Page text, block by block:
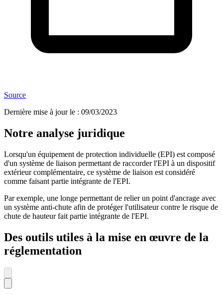
Source
Dernière mise à jour le : 09/03/2023
Notre analyse juridique
Lorsqu'un équipement de protection individuelle (EPI) est composé
d'un système de liaison permettant de raccorder l'EPI à un dispositif
extérieur complémentaire, ce système de liaison est considéré
comme faisant partie intégrante de l'EPI.
Par exemple, une longe permettant de relier un point d'ancrage avec
un système anti-chute afin de protéger l'utilisateur contre le risque de
chute de hauteur fait partie intégrante de l'EPI.
Des outils utiles à la mise en œuvre de la
réglementation